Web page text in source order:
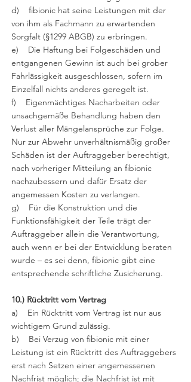
d) fibionic hat seine Leistungen mit der
von ihm als Fachmann zu erwartenden
Sorgfalt (§1299 ABGB) zu erbringen.
e) Die Haftung bei Folgeschäden und
entgangenen Gewinn ist auch bei grober
Fahrlässigkeit ausgeschlossen, sofern im
Einzelfall nichts anderes geregelt ist.
f) Eigenmächtiges Nacharbeiten oder
unsachgemäße Behandlung haben den
Verlust aller Mängelansprüche zur Folge.
Nur zur Abwehr unverhältnismäßig großer
Schäden ist der Auftraggeber berechtigt,
nach vorheriger Mitteilung an fibionic
nachzubessern und dafür Ersatz der
angemessen Kosten zu verlangen.
g) Für die Konstruktion und die
Funktionsfähigkeit der Teile trägt der
Auftraggeber allein die Verantwortung,
auch wenn er bei der Entwicklung beraten
wurde – es sei denn, fibionic gibt eine
entsprechende schriftliche Zusicherung.
10.) Rücktritt vom Vertrag
a) Ein Rücktritt vom Vertrag ist nur aus
wichtigem Grund zulässig.
b) Bei Verzug von fibionic mit einer
Leistung ist ein Rücktritt des Auftraggebers
erst nach Setzen einer angemessenen
Nachfrist möglich; die Nachfrist ist mit